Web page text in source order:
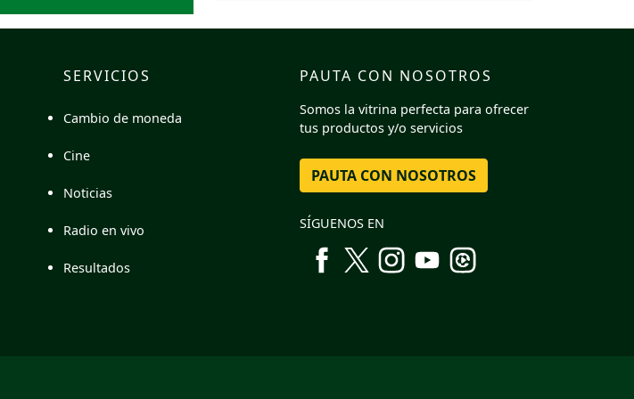
SERVICIOS
Cambio de moneda
Cine
Noticias
Radio en vivo
Resultados
PAUTA CON NOSOTROS
Somos la vitrina perfecta para ofrecer
tus productos y/o servicios
PAUTA CON NOSOTROS
SÍGUENOS EN